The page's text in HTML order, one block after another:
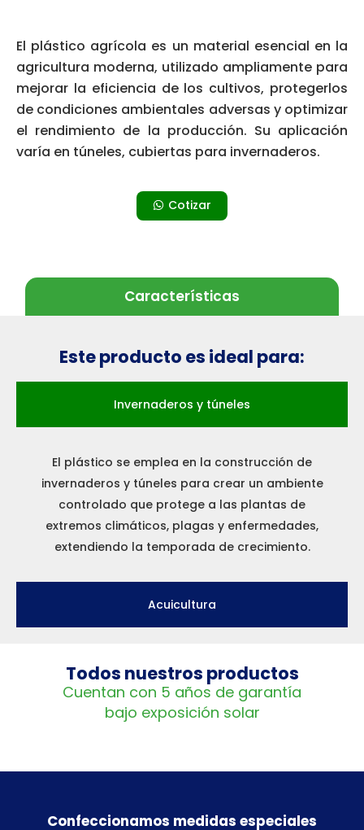
El plástico agrícola es un material esencial en la
agricultura moderna, utilizado ampliamente para
mejorar la eficiencia de los cultivos, protegerlos
de condiciones ambientales adversas y optimizar
el rendimiento de la producción. Su aplicación
varía en túneles, cubiertas para invernaderos.
Cotizar
Características
Este producto es ideal para:
Invernaderos y túneles
Acuicultura
El plástico se emplea en la construcción de
invernaderos y túneles para crear un ambiente
controlado que protege a las plantas de
extremos climáticos, plagas y enfermedades,
extendiendo la temporada de crecimiento.
Todos nuestros productos
Cuentan con 5 años de garantía
bajo exposición solar
Confeccionamos medidas especiales